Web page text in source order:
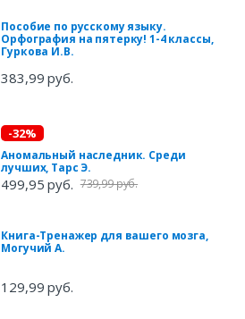
Пособие по русскому языку.
Орфография на пятерку! 1-4 классы,
Гуркова И.В.
383,99 руб.
-32%
Аномальный наследник. Среди
лучших, Тарс Э.
499,95 руб. 739,99 руб.
Книга-Тренажер для вашего мозга,
Могучий А.
129,99 руб.